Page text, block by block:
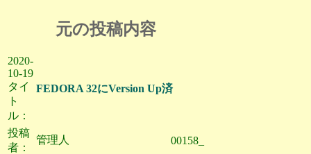
元の投稿内容
2020-
10-19
タイ
ト
ル：
FEDORA 32にVersion Up済
投稿
者：
管理人 00158_